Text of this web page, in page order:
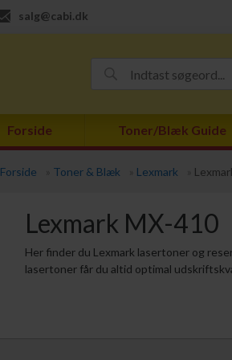
salg@cabi.dk
Forside Toner/Blæk Guide
Forside Toner & Blæk Lexmark
Lexmark MX-410
Her finder du Lexmark lasertoner og
lasertoner får du altid optimal